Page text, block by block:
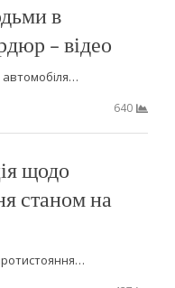
в
– відео
автомобіля…
640
щодо
станом на